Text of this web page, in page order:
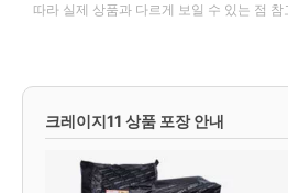
따라 실제 상품과 다르게 보일 수 있는 점
크레이지11 상품 포장 안내